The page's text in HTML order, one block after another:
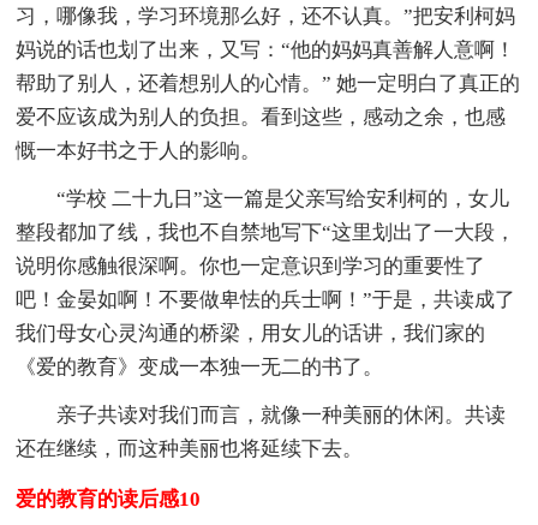
习，哪像我，学习环境那么好，还不认真。”把安利柯妈
妈说的话也划了出来，又写：“他的妈妈真善解人意啊！
帮助了别人，还着想别人的心情。” 她一定明白了真正的
爱不应该成为别人的负担。看到这些，感动之余，也感
慨一本好书之于人的影响。
“学校 二十九日”这一篇是父亲写给安利柯的，女儿
整段都加了线，我也不自禁地写下“这里划出了一大段，
说明你感触很深啊。你也一定意识到学习的重要性了
吧！金晏如啊！不要做卑怯的兵士啊！”于是，共读成了
我们母女心灵沟通的桥梁，用女儿的话讲，我们家的
《爱的教育》变成一本独一无二的书了。
亲子共读对我们而言，就像一种美丽的休闲。共读
还在继续，而这种美丽也将延续下去。
爱的教育的读后感10